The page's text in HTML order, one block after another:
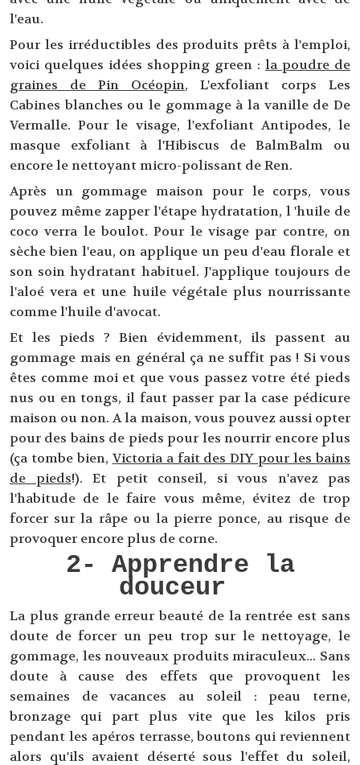
l'eau.
Pour les irréductibles des produits prêts à l'emploi,
voici quelques idées shopping green : la poudre de
graines de Pin Océopin, L'exfoliant corps Les
Cabines blanches ou le gommage à la vanille de De
Vermalle. Pour le visage, l'exfoliant Antipodes, le
masque exfoliant à l'Hibiscus de BalmBalm ou
encore le nettoyant micro-polissant de Ren.
Après un gommage maison pour le corps, vous
pouvez même zapper l'étape hydratation, l 'huile de
coco verra le boulot. Pour le visage par contre, on
sèche bien l'eau, on applique un peu d'eau florale et
son soin hydratant habituel. J'applique toujours de
l'aloé vera et une huile végétale plus nourrissante
comme l'huile d'avocat.
Et les pieds ? Bien évidemment, ils passent au
gommage mais en général ça ne suffit pas ! Si vous
êtes comme moi et que vous passez votre été pieds
nus ou en tongs, il faut passer par la case pédicure
maison ou non. A la maison, vous pouvez aussi opter
pour des bains de pieds pour les nourrir encore plus
(ça tombe bien, Victoria a fait des DIY pour les bains
de pieds!). Et petit conseil, si vous n'avez pas
l'habitude de le faire vous même, évitez de trop
forcer sur la râpe ou la pierre ponce, au risque de
provoquer encore plus de corne.
2- Apprendre la
douceur
La plus grande erreur beauté de la rentrée est sans
doute de forcer un peu trop sur le nettoyage, le
gommage, les nouveaux produits miraculeux... Sans
doute à cause des effets que provoquent les
semaines de vacances au soleil : peau terne,
bronzage qui part plus vite que les kilos pris
pendant les apéros terrasse, boutons qui reviennent
alors qu'ils avaient déserté sous l'effet du soleil,